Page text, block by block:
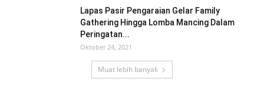
Lapas Pasir Pengaraian Gelar Family
Gathering Hingga Lomba Mancing Dalam
Peringatan...
Oktober 24, 2021
Muat lebih banyak